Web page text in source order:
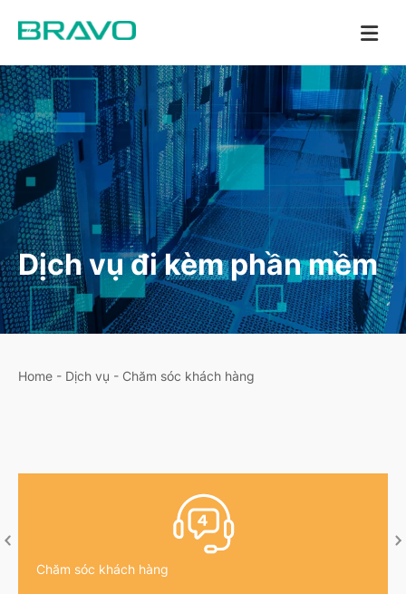
Dịch vụ đi kèm phần mềm
Home - Dịch vụ - Chăm sóc khách hàng
Chăm sóc khách hàng